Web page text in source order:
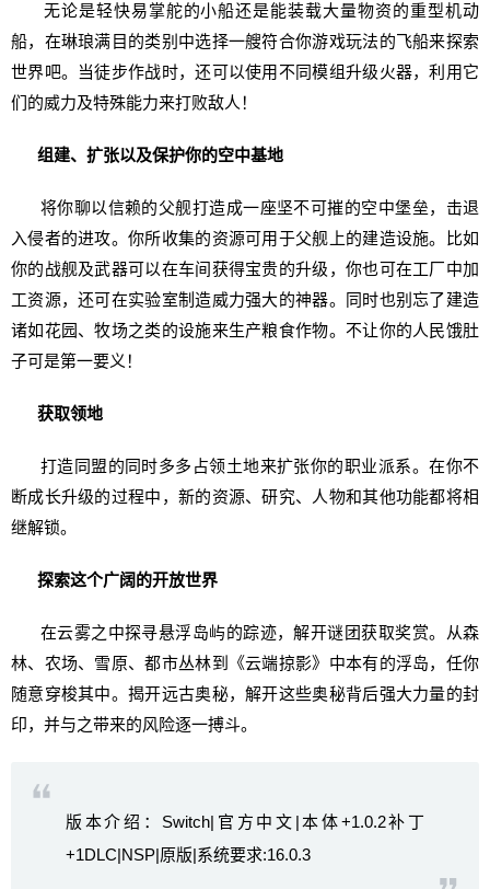
无论是轻快易掌舵的小船还是能装载大量物资的重型机动
船，在琳琅满目的类别中选择一艘符合你游戏玩法的飞船来探索
世界吧。当徒步作战时，还可以使用不同模组升级火器，利用它
们的威力及特殊能力来打败敌人！
组建、扩张以及保护你的空中基地
将你聊以信赖的父舰打造成一座坚不可摧的空中堡垒，击退
入侵者的进攻。你所收集的资源可用于父舰上的建造设施。比如
你的战舰及武器可以在车间获得宝贵的升级，你也可在工厂中加
工资源，还可在实验室制造威力强大的神器。同时也别忘了建造
诸如花园、牧场之类的设施来生产粮食作物。不让你的人民饿肚
子可是第一要义！
获取领地
打造同盟的同时多多占领土地来扩张你的职业派系。在你不
断成长升级的过程中，新的资源、研究、人物和其他功能都将相
继解锁。
探索这个广阔的开放世界
在云雾之中探寻悬浮岛屿的踪迹，解开谜团获取奖赏。从森
林、农场、雪原、都市丛林到《云端掠影》中本有的浮岛，任你
随意穿梭其中。揭开远古奥秘，解开这些奥秘背后强大力量的封
印，并与之带来的风险逐一搏斗。
版本介绍：Switch|官方中文|本体+1.0.2补丁
+1DLC|NSP|原版|系统要求:16.0.3